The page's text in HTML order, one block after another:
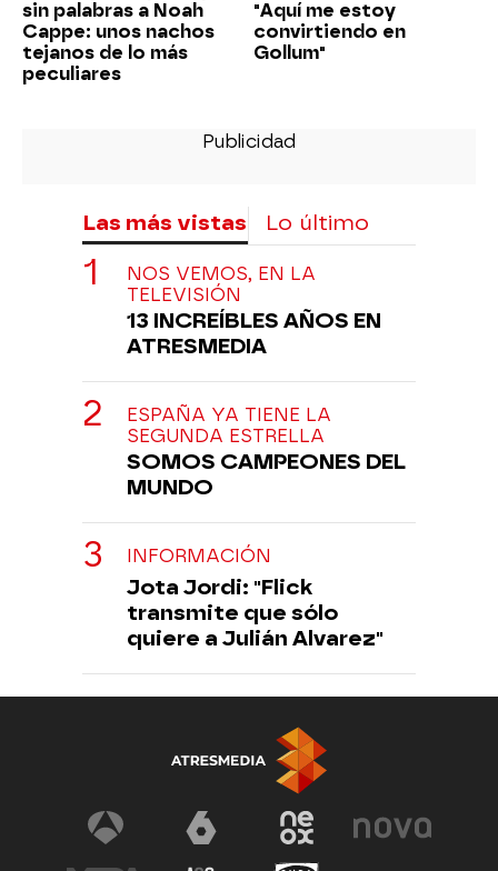
sin palabras a Noah
Cappe: unos nachos
tejanos de lo más
peculiares
"Aquí me estoy
convirtiendo en
Gollum"
Las más vistas Lo último
NOS VEMOS, EN LA
TELEVISIÓN
13 INCREÍBLES AÑOS EN
ATRESMEDIA
ESPAÑA YA TIENE LA
SEGUNDA ESTRELLA
SOMOS CAMPEONES DEL
MUNDO
INFORMACIÓN
Jota Jordi: "Flick
transmite que sólo
quiere a Julián Alvarez"